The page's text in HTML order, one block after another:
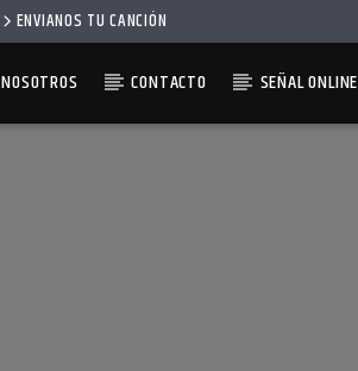
ENVIANOS TU CANCIÓN
NOSOTROS CONTACTO SEÑAL ONLINE